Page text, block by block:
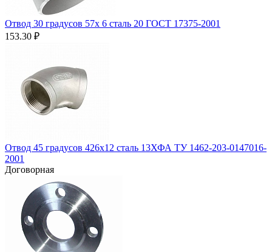
Отвод 30 градусов 57х 6 сталь 20 ГОСТ 17375-2001
153.30 ₽
Отвод 45 градусов 426х12 сталь 13ХФА ТУ 1462-203-0147016-
2001
Договорная